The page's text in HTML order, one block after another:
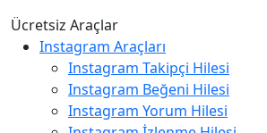
Ücretsiz Araçlar
Instagram Araçları
Instagram Takipçi Hilesi
Instagram Beğeni Hilesi
Instagram Yorum Hilesi